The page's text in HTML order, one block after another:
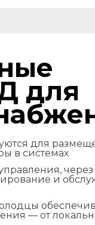
для
для
в системах
через
и
— от